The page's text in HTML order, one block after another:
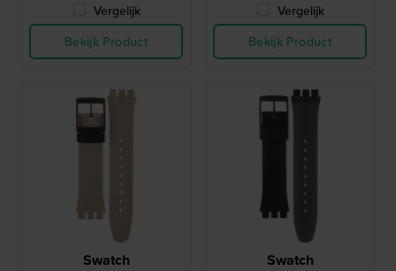
Vergelijk
Bekijk Product
Vergelijk
Bekijk Product
Swatch Swatch